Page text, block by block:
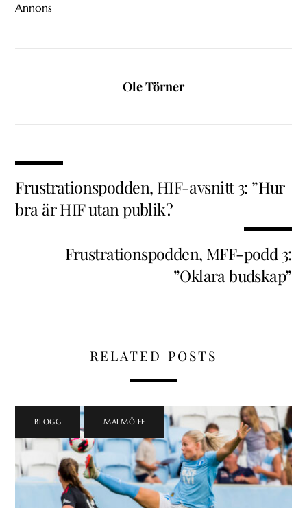
Annons
Ole Törner
Frustrationspodden, HIF-avsnitt 3: ”Hur
bra är HIF utan publik?
Frustrationspodden, MFF-podd 3:
”Oklara budskap”
RELATED POSTS
BLOGG MALMÖ FF